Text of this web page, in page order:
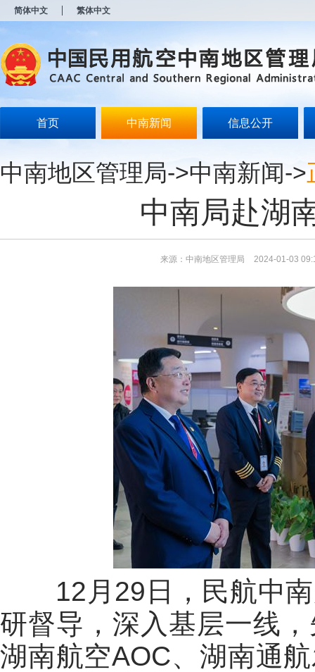
简体中文 繁体中文
首页 中南新闻 信息公开
中南地区管理局->中南新闻->
中南局赴湖
来源：中南地区管理局 2024-01-03
12月29日，民航中南
研督导，深入基层一线
湖南航空AOC、湖南通
开
无
障
说
Alt